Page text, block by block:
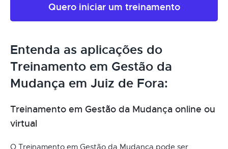
Quero iniciar um treinamento
Entenda as aplicações do
Treinamento em Gestão da
Mudança em Juiz de Fora:
Treinamento em Gestão da Mudança online ou
virtual
O Treinamento em Gestão da Mudança pode ser